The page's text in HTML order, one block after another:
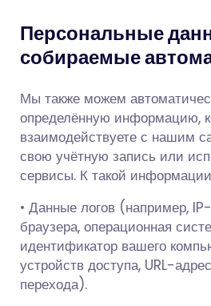
Персональные
собираемые
Мы также можем
определённую информацию,
взаимодействуете с нашим
свою учётную запись или
сервисы. К такой
• Данные логов (например,
браузера, операционная
идентификатор вашего
устройств доступа, URL-
перехода).